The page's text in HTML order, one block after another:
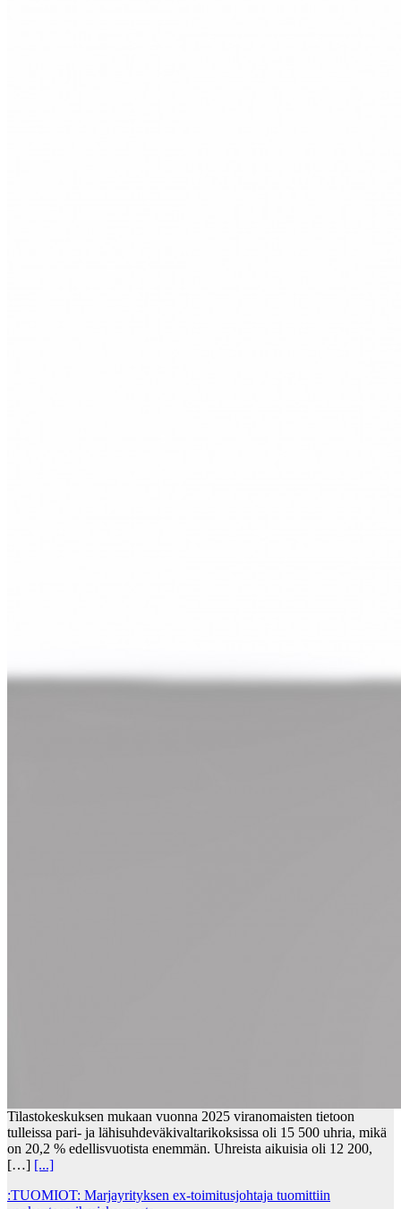
Tilastokeskuksen mukaan vuonna 2025 viranomaisten tietoon
tulleissa pari- ja lähisuhdeväkivaltarikoksissa oli 15 500 uhria, mikä
on 20,2 % edellisvuotista enemmän. Uhreista aikuisia oli 12 200,
[…] [...]
:TUOMIOT: Marjayrityksen ex-toimitusjohtaja tuomittiin